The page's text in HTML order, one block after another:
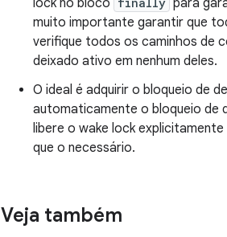
lock no bloco
para
muito importante garantir que
verifique todos os caminhos de
deixado ativo em nenhum deles.
O ideal é adquirir o bloqueio de
automaticamente o bloqueio de
libere o wake lock
que o necessário.
Veja também